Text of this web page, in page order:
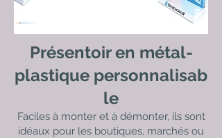
Présentoir en métal-
plastique personnalisab
le
Faciles à monter et à démonter, ils sont
idéaux pour les boutiques, marchés ou